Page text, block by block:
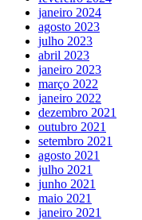
janeiro 2024
agosto 2023
julho 2023
abril 2023
janeiro 2023
março 2022
janeiro 2022
dezembro 2021
outubro 2021
setembro 2021
agosto 2021
julho 2021
junho 2021
maio 2021
janeiro 2021